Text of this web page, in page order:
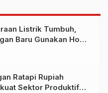
Listrik Tumbuh,
Baru Gunakan Home
PLN pada
Ratapi Rupiah
Sektor Produktif